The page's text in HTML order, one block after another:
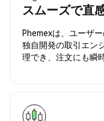
スムーズで直
Phemexは、ユーザ
独自開発の取引エン
理でき、注文にも瞬